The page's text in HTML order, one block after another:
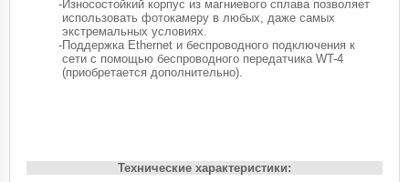
-Износостойкий корпус из магниевого сплава позволяет
использовать фотокамеру в любых, даже самых
экстремальных условиях.
-Поддержка Ethernet и беспроводного подключения к
сети с помощью беспроводного передатчика WT-4
(приобретается дополнительно).
Технические характеристики: